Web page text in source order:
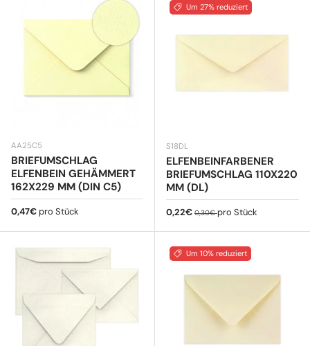
AA25C5
BRIEFUMSCHLAG
ELFENBEIN GEHÄMMERT
162X229 MM (DIN C5)
Normaler Preis
0,47€ pro Stück
Um 27% reduziert
S18DL
ELFENBEINFARBENER
BRIEFUMSCHLAG 110X220
MM (DL)
Verkaufspreis
0,22€ Normaler Preis
0,30€pro Stück
Um 10% reduziert